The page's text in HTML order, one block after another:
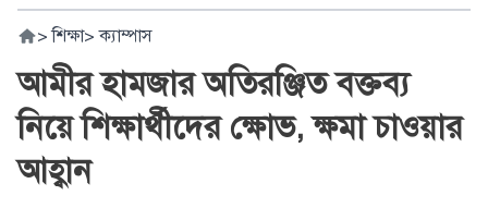
> শিক্ষা> ক্যাম্পাস
আমীর হামজার অতিরঞ্জিত বক্তব্য
নিয়ে শিক্ষার্থীদের ক্ষোভ, ক্ষমা চাওয়ার
আহ্বান